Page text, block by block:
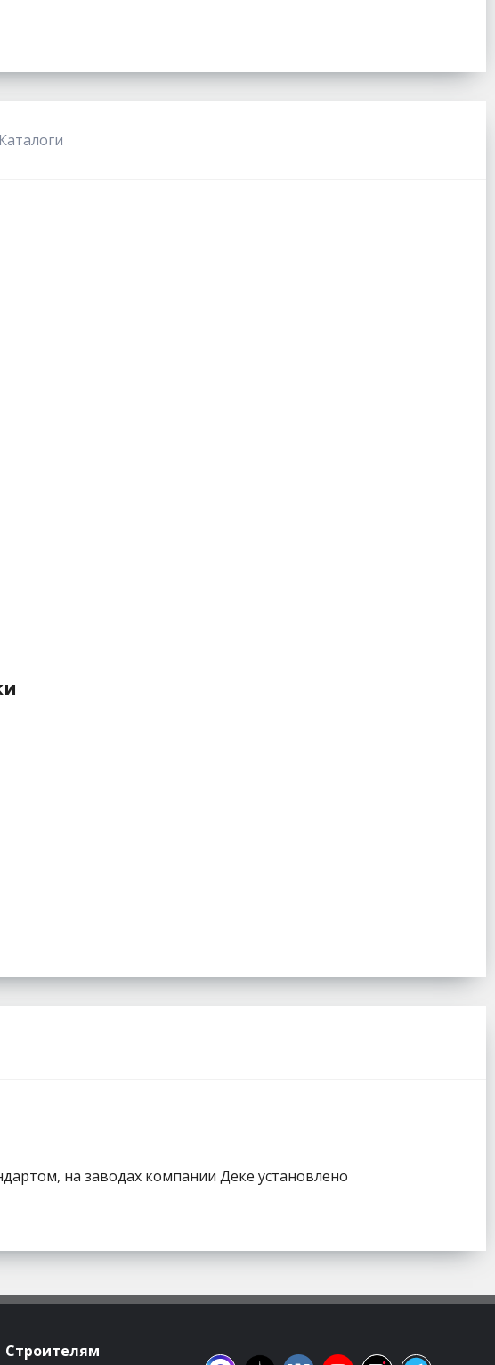
Каталоги
на заводах компании Деке установлено
Строителям